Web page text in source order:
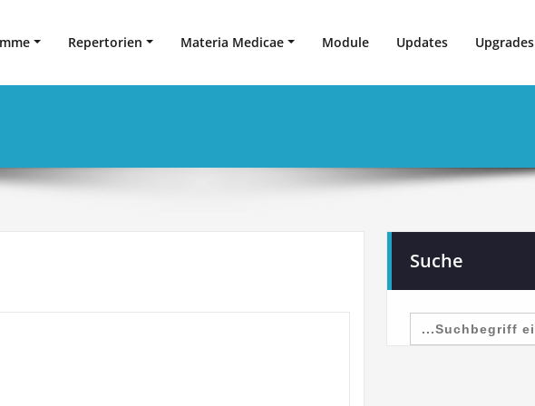
Repertorien Materia Medicae Module Updates Upgrades
Suche
Search
for: